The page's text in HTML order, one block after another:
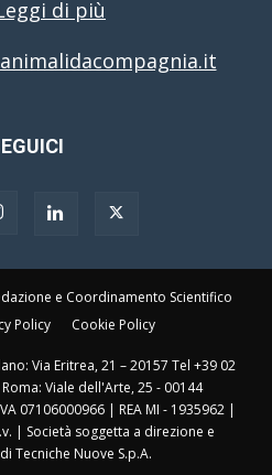
di più
e Coordinamento Scientifico
Policy Cookie Policy
Via Eritrea, 21 – 20157 Tel +39 02
Viale dell'Arte, 25 - 00144
07106000966 | REA MI - 1935962 |
| Società soggetta a direzione e
Tecniche Nuove S.p.A.